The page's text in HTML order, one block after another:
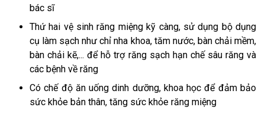
bác sĩ
Thứ hai vệ sinh răng miệng kỹ càng, sử dụng bộ dụng
cụ làm sạch như chỉ nha khoa, tăm nước, bàn chải mềm,
bàn chải kẽ,... để hỗ trợ răng sạch hạn chế sâu răng và
các bệnh về răng
Có chế độ ăn uống dinh dưỡng, khoa học để đảm bảo
sức khỏe bản thân, tăng sức khỏe răng miệng